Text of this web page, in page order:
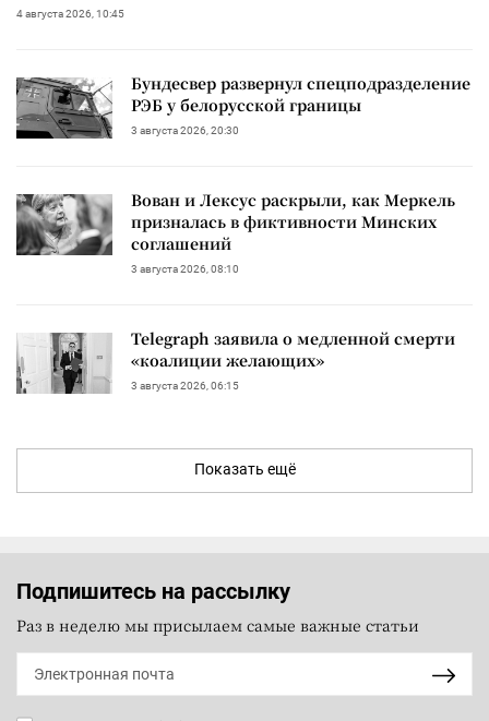
4 августа 2026, 10:45
Бундесвер развернул спецподразделение
РЭБ у белорусской границы
3 августа 2026, 20:30
Вован и Лексус раскрыли, как Меркель
призналась в фиктивности Минских
соглашений
3 августа 2026, 08:10
Telegraph заявила о медленной смерти
«коалиции желающих»
3 августа 2026, 06:15
Показать ещё
Подпишитесь на рассылку
Раз в неделю мы присылаем самые важные статьи